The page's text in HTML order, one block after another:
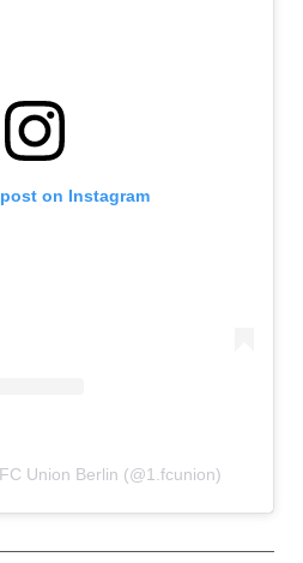
on Instagram
Union Berlin (@1.fcunion)